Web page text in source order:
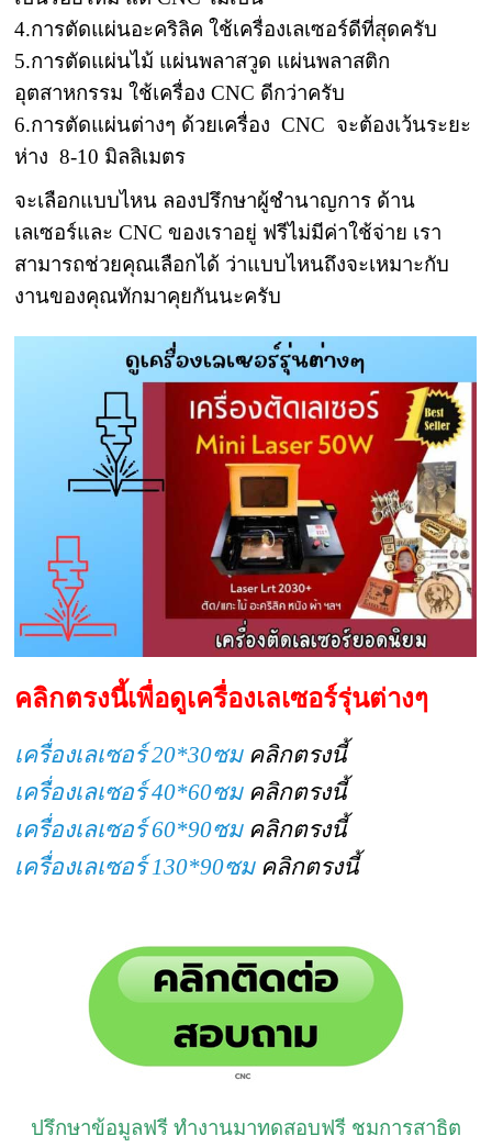
4.การตัดแผ่นอะคริลิค ใช้เครื่องเลเซอร์ดีที่สุดครับ
5.การตัดแผ่นไม้ แผ่นพลาสวูด แผ่นพลาสติก
อุตสาหกรรม ใช้เครื่อง CNC ดีกว่าครับ
6.การตัดแผ่นต่างๆ ด้วยเครื่อง CNC จะต้องเว้นระยะ
ห่าง 8-10 มิลลิเมตร
จะเลือกแบบไหน ลองปรึกษาผู้ชำนาญการ ด้าน
เลเซอร์และ CNC ของเราอยู่ ฟรีไม่มีค่าใช้จ่าย เรา
สามารถช่วยคุณเลือกได้ ว่าแบบไหนถึงจะเหมาะกับ
งานของคุณทักมาคุยกันนะครับ
คลิกตรงนี้เพื่อดูเครื่องเลเซอร์รุ่นต่างๆ
เครื่องเลเซอร์ 20*30ซม คลิกตรงนี้
เครื่องเลเซอร์ 40*60ซมคลิกตรงนี้
เครื่องเลเซอร์ 60*90ซมคลิกตรงนี้
เครื่องเลเซอร์ 130*90ซมคลิกตรงนี้
ปรึกษาข้อมูลฟรี ทำงานมาทดสอบฟรี ชมการสาธิต